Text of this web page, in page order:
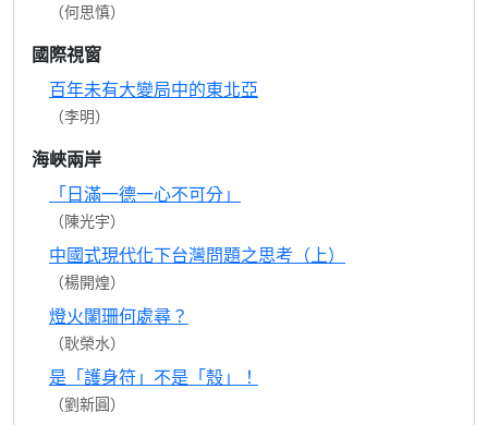
（何思慎）
國際視窗
百年未有大變局中的東北亞
（李明）
海峽兩岸
「日滿一德一心不可分」
（陳光宇）
中國式現代化下台灣問題之思考（上）
（楊開煌）
燈火闌珊何處尋？
（耿榮水）
是「護身符」不是「殼」！
（劉新圓）